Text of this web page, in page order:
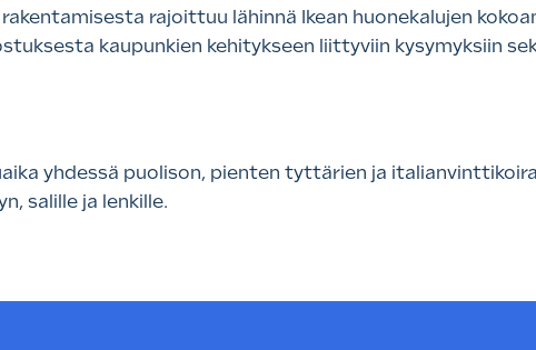
rajoittuu lähinnä Ikean huonekalujen
kaupunkien kehitykseen liittyviin kysymyksiin
yhdessä puolison, pienten tyttärien ja
salille ja lenkille.